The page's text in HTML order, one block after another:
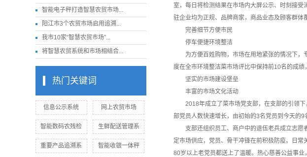
智能电子秤打造智慧农贸市场...
阳江市3个农贸市场启用追溯...
我市10家“智慧农贸市场”...
将智慧农贸系统和市场相结合...
热门关键词
信息公示系统 网上农贸市场
智能数码农残检 生鲜配送管理系
重要产品追溯系 智能收银一体秤
室，每日将检测结果在市场内大屏公示、时刻接
驻企业均为正规、品牌商家，商品业态及顾客群体
完善细节方便市民
停车便捷环境整洁
为方便百姓购物，市场在用地紧张的情况下，
度在全市环境整洁菜市场评比中保持前10名的成
坚实的市场建设堡垒
丰富的市场文化活动
2018年成立了菜市场党支部，在支部的引领下
部党员人数快速增长，由初始的3名党员到今天的9
支部还组织员工、商户中的退伍老兵成立志愿
定市场供应，党员、骨干冲锋在前积极防疫。日
80岁以上老党员都送上了温暖。热心慈善公益事